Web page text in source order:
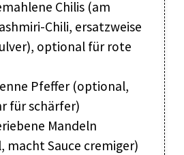
Chilis (am
Chili, ersatzweise
optional für rote
Pfeffer (optional,
für schärfer)
Mandeln
macht Sauce cremiger)